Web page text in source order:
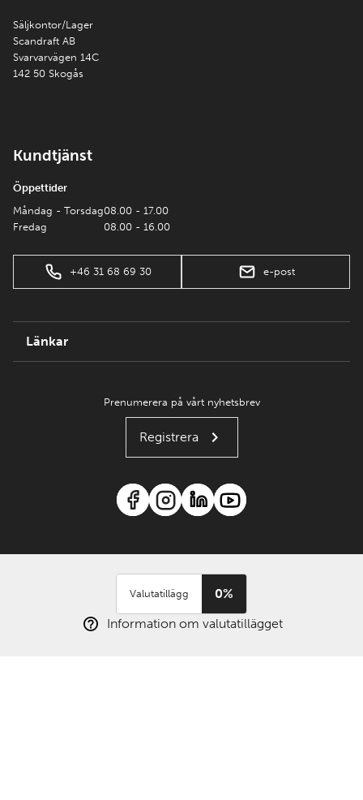
Säljkontor/Lager
Scandraft AB
Svarvarvägen 14C
142 50 Skogås
Kundtjänst
Öppettider
Måndag - Torsdag
Fredag
08.00 - 17.00
08.00 - 16.00
+46 31 68 69 30 e-post
Länkar
Prenumerera på vårt nyhetsbrev
Registrera
Valutatillägg
0%
Information om valutatillägget